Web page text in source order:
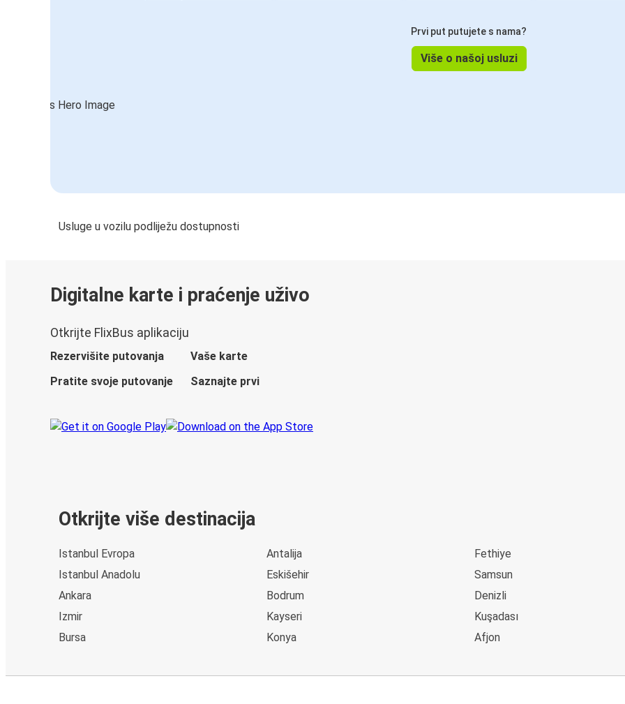
Prvi put putujete s nama?
Više o našoj usluzi
Usluge u vozilu podliježu dostupnosti
Digitalne karte i praćenje uživo
Otkrijte FlixBus aplikaciju
Rezervišite putovanja
Vaše karte
Pratite svoje putovanje
Saznajte prvi
Otkrijte više destinacija
Istanbul Evropa
Istanbul Anadolu
Ankara
Izmir
Bursa
Antalija
Eskišehir
Bodrum
Kayseri
Konya
Fethiye
Samsun
Denizli
Kuşadası
Afjon